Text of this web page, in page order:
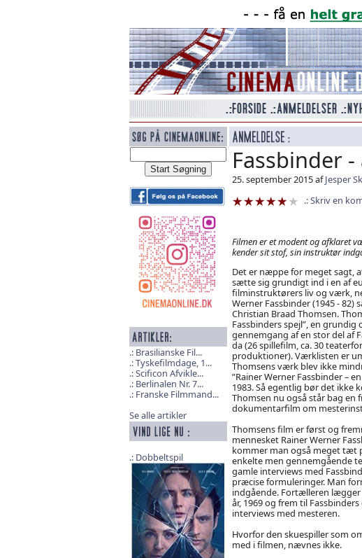
Brasilianske Fil...
Tyskefilmdage, 1...
Scificon Afvikle...
Berlinalen Nr. 7...
Franske Filmmand...
Se alle artikler
Dobbeltspil
Fassbinder
25. september 2015 afJesper
Skriv en
Filmen er et modent og afklaret
kender sit stof, sin instruktør
Det er næppe for meget sagt,
sætte sig grundigt ind i en af
filminstruktørers liv og værk,
Werner Fassbinder (1945 - 82)
Christian Braad Thomsen.
Fassbinders spejl”, en
gennemgang af en stor del af
da (26 spillefilm, ca. 30
produktioner). Værklisten er
Thomsens værk blev ikke
”Rainer Werner Fassbinder –
1983. Så egentlig bør det ikke
Thomsen nu også står bag en
dokumentarfilm om
Thomsens film er først og
mennesket Rainer Werner
kommer man også meget tæt
enkelte men gennemgående
gamle interviews med
præcise formuleringer. Man
indgående. Fortælleren lægger
år, 1969 og frem til
interviews med mesteren.
Hvorfor den skuespiller som
med i filmen, nævnes ikke.